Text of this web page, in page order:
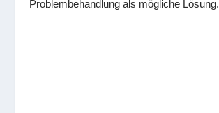
Problembehandlung als mögliche Lösung.